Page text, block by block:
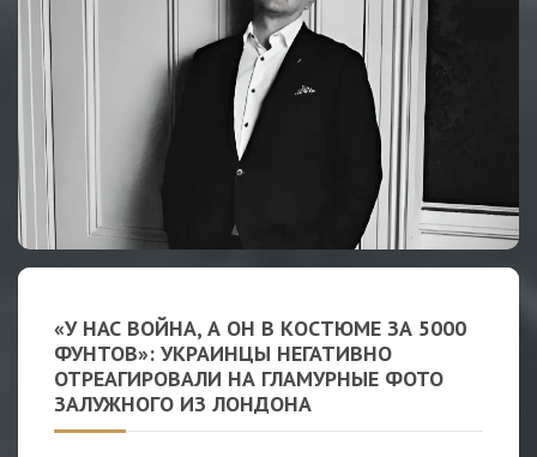
«У НАС ВОЙНА, А ОН В КОСТЮМЕ ЗА 5000
ФУНТОВ»: УКРАИНЦЫ НЕГАТИВНО
ОТРЕАГИРОВАЛИ НА ГЛАМУРНЫЕ ФОТО
ЗАЛУЖНОГО ИЗ ЛОНДОНА